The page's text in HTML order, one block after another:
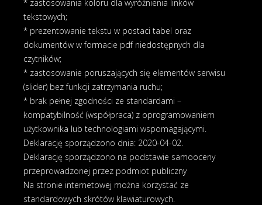
* zastosowania koloru dla wyróżnienia linków
tekstowych;
* prezentowanie tekstu w postaci tabel oraz
dokumentów w formacie pdf niedostępnych dla
czytników;
* zastosowanie poruszających się elementów serwisu
(slider) bez funkcji zatrzymania ruchu;
* brak pełnej zgodności ze standardami –
kompatybilność (współpraca) z oprogramowaniem
użytkownika lub technologiami wspomagającymi.
Deklarację sporządzono dnia: 2020-04-02.
Deklarację sporządzono na podstawie samooceny
przeprowadzonej przez podmiot publiczny
Na stronie internetowej można korzystać ze
standardowych skrótów klawiaturowych.